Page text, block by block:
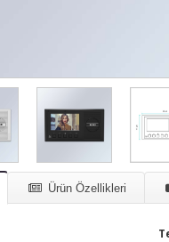
Ürün Özellikleri